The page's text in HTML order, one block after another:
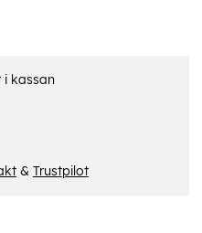
kassan
& Trustpilot